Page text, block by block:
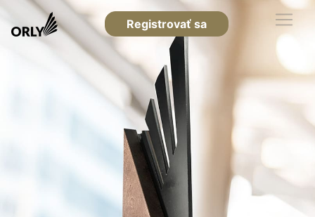
Registrovať sa